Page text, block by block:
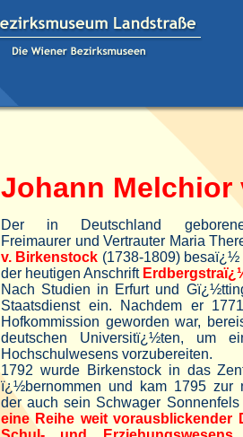
Johann Melchior
Der in Deutschland geborene
Freimaurer und Vertrauter Maria
v. Birkenstock (1738-1809) besaï¿½
der heutigen Anschrift
Nach Studien in Erfurt und
Staatsdienst ein. Nachdem er
Hofkommission geworden war,
deutschen Universitï¿½ten, um
Hochschulwesens vorzubereiten.
1792 wurde Birkenstock in das
ï¿½bernommen und kam 1795 zur
der auch sein Schwager
eine Reihe weit vorausblickender